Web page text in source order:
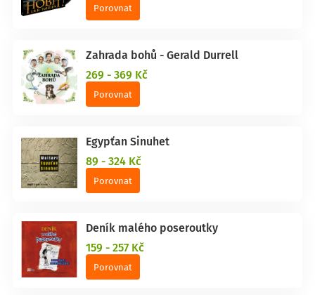
Porovnat
Zahrada bohů - Gerald Durrell
269 - 369 Kč
Porovnat
Egypťan Sinuhet
89 - 324 Kč
Porovnat
Deník malého poseroutky
159 - 257 Kč
Porovnat